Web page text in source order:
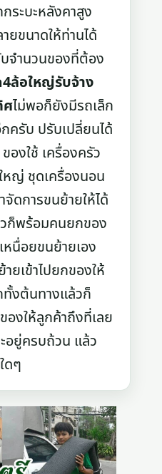
ระบะหลังคาสูง
ยขนาดให้ท่านได้
บจำนวนของที่ต้อง
ล้อใหญ่รับจ้าง
ศไม่พอก็ยังมีรถเล็ก
ครับ ปรับเปลี่ยนได้
องใช้ เครื่องครัว
หญ่ ชุดเครื่องนอน
จัดการขนย้ายให้ได้
ก็พร้อมคนยกของ
หนื่อยขนย้ายเอง
ยเข้าไปยกของให้
งต้นทางแล้วก็
องให้ลูกค้าถึงที่เลย
อยู่ครบถ้วน แล้ว
ดๆ